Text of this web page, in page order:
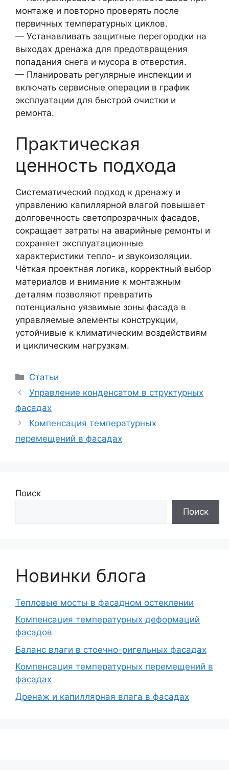
монтаже и повторно проверять после
первичных температурных циклов.
— Устанавливать защитные перегородки на
выходах дренажа для предотвращения
попадания снега и мусора в отверстия.
— Планировать регулярные инспекции и
включать сервисные операции в график
эксплуатации для быстрой очистки и
ремонта.
Практическая
ценность подхода
Систематический подход к дренажу и
управлению капиллярной влагой повышает
долговечность светопрозрачных фасадов,
сокращает затраты на аварийные ремонты и
сохраняет эксплуатационные
характеристики тепло- и звукоизоляции.
Чёткая проектная логика, корректный выбор
материалов и внимание к монтажным
деталям позволяют превратить
потенциально уязвимые зоны фасада в
управляемые элементы конструкции,
устойчивые к климатическим воздействиям
и циклическим нагрузкам.
Рубрики
Статьи
Управление конденсатом в структурных
фасадах
Компенсация температурных
перемещений в фасадах
Поиск
Поиск
Новинки блога
Тепловые мосты в фасадном остеклении
Компенсация температурных деформаций
фасадов
Баланс влаги в стоечно-ригельных фасадах
Компенсация температурных перемещений в
фасадах
Дренаж и капиллярная влага в фасадах